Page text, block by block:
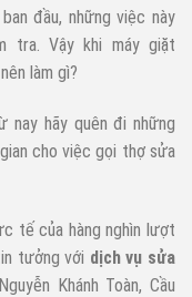
đầu, những việc này
tra. Vậy khi máy giặt
làm gì?
nay hãy quên đi những
cho việc gọi thợ sửa
tế của hàng nghìn lượt
tưởng với dịch vụ sửa
Khánh Toàn, Cầu